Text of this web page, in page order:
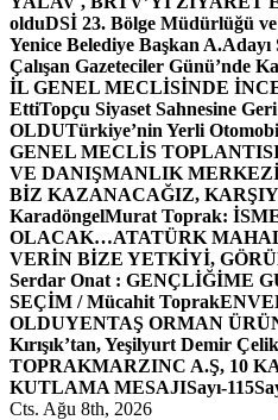
olduDSİ 23. Bölge Müdürlüğü ve
Yenice Belediye Başkan
Çalışan Gazeteciler Günü’nde
İL GENEL MECLİSİNDE
EttiTopçu Siyaset Sahnesine
OLDUTürkiye’nin Yerli
GENEL MECLİS
VE DANIŞMANLIK
BİZ KAZANACAĞIZ,
KaradöngelMurat Toprak:
OLACAK…ATATÜRK
VERİN BİZE YETKİYİ,
Serdar Onat : GENÇLİĞİME
SEÇİM / Mücahit Toprak
OLDUYENTAŞ ORMAN
Kırışık’tan, Yeşilyurt Demir
TOPRAKMARZINC A.Ş, 10
KUTLAMA MESAJISayı-115
Cts. Ağu 8th, 2026